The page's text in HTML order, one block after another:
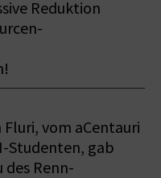
Reduktion
vom aCentauri
Studenten, gab
des Renn-